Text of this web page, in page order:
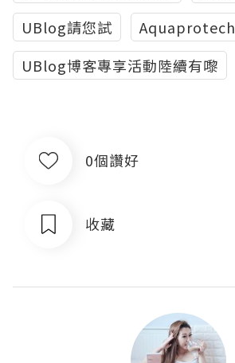
UBlog請您試
Aquaprotech
UBlog博客專享活動陸續有嚟
0個讚好
收藏